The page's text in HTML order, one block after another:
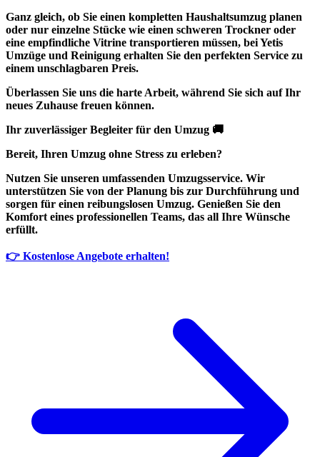
Ganz gleich, ob Sie einen kompletten Haushaltsumzug planen
oder nur einzelne Stücke wie einen schweren Trockner oder
eine empfindliche Vitrine transportieren müssen, bei Yetis
Umzüge und Reinigung erhalten Sie den perfekten Service zu
einem unschlagbaren Preis.
Überlassen Sie uns die harte Arbeit, während Sie sich auf Ihr
neues Zuhause freuen können.
Ihr zuverlässiger Begleiter für den Umzug 🚚
Bereit, Ihren Umzug ohne Stress zu erleben?
Nutzen Sie unseren umfassenden Umzugsservice. Wir
unterstützen Sie von der Planung bis zur Durchführung und
sorgen für einen reibungslosen Umzug. Genießen Sie den
Komfort eines professionellen Teams, das all Ihre Wünsche
erfüllt.
👉 Kostenlose Angebote erhalten!